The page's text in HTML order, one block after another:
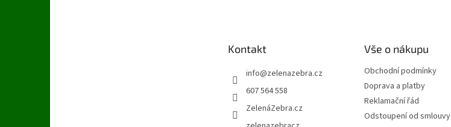
Kontakt
info@zelenazebra.cz
607 564 558
ZelenáZebra.cz
Vše o nákupu
Obchodní podmínky
Doprava a platby
Reklamační řád
Odstoupení od smlouvy